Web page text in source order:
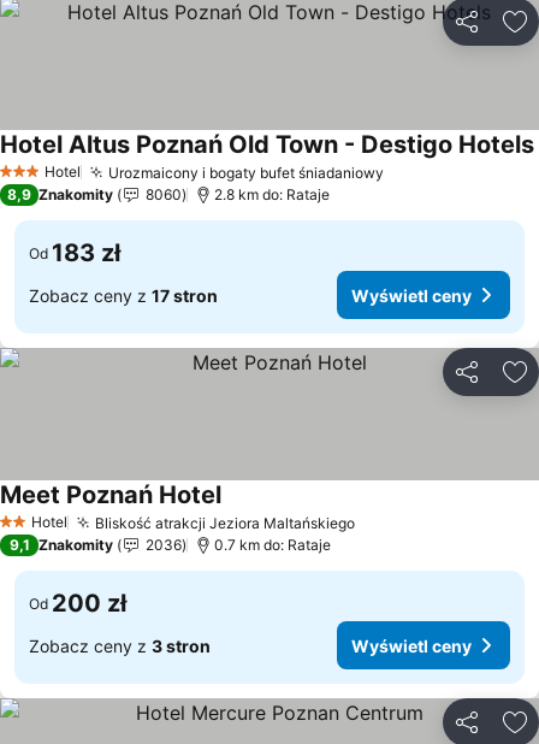
3 Kategoria
Hotel Urozmaicony i bogaty bufet śniadaniowy
Hotel Altus Poznań Old Town - Destigo Hotels
8,9 Znakomity 8060 2.8 km do: Rataje
Od 183 zł
Zobacz ceny z 17 stron Wyświetl ceny
2 Kategoria
Hotel Bliskość atrakcji Jeziora MaltańskiegoWyświetl ceny
Meet Poznań HotelWyświetl ceny
9,1 Znakomity 2036 0.7 km do: Rataje
Od 200 zł
Zobacz ceny z 3 stron Wyświetl ceny